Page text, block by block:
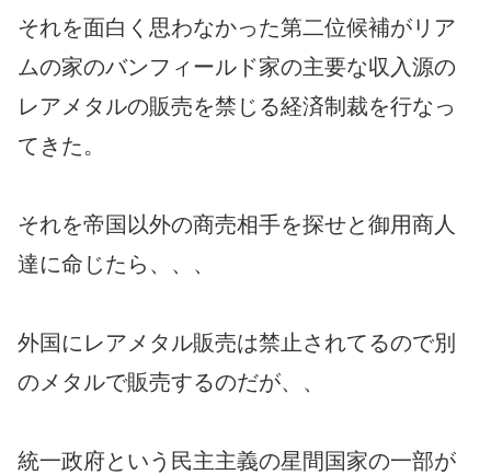
それを面白く思わなかった第二位候補がリア
ムの家のバンフィールド家の主要な収入源の
レアメタルの販売を禁じる経済制裁を行なっ
てきた。
それを帝国以外の商売相手を探せと御用商人
達に命じたら、、、
外国にレアメタル販売は禁止されてるので別
のメタルで販売するのだが、、
統一政府という民主主義の星間国家の一部が